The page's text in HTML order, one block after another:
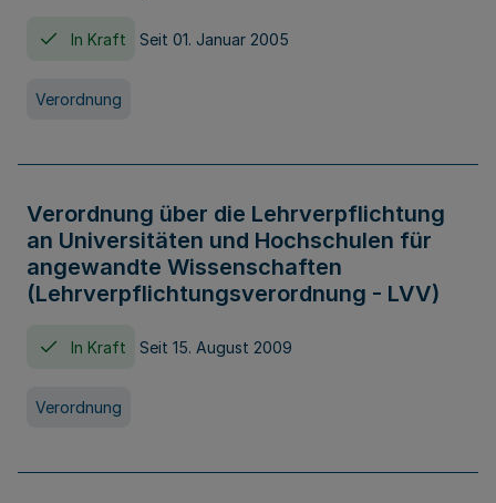
In Kraft Seit 01. Januar 2005
Verordnung
Verordnung über die Lehrverpflichtung
an Universitäten und Hochschulen für
angewandte Wissenschaften
(Lehrverpflichtungsverordnung - LVV)
In Kraft Seit 15. August 2009
Verordnung